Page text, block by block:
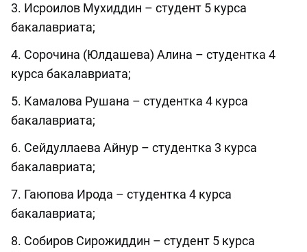
3. Исроилов Мухиддин – студент 5 курса
бакалавриата;
4. Сорочина (Юлдашева) Алина – студентка 4
курса бакалавриата;
5. Камалова Рушана – студентка 4 курса
бакалавриата;
6. Сейдуллаева Айнур – студентка 3 курса
бакалавриата;
7. Гаюпова Ирода – студентка 4 курса
бакалавриата;
8. Собиров Сирожиддин – студент 5 курса